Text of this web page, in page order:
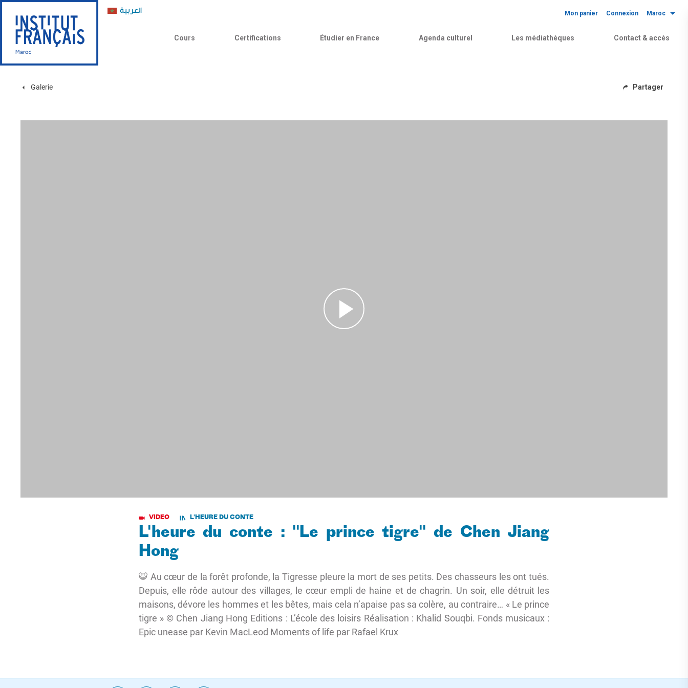
العربية Mon panier Connexion Maroc
Cours Certifications Étudier en France Agenda culturel Les médiathèques Contact & accès
Galerie Partager
VIDEO L'HEURE DU CONTE
L'heure du conte : "Le prince tigre" de Chen Jiang
Hong
🐯 Au cœur de la forêt profonde, la Tigresse pleure la mort de ses petits. Des chasseurs les ont tués.
Depuis, elle rôde autour des villages, le cœur empli de haine et de chagrin. Un soir, elle détruit les
maisons, dévore les hommes et les bêtes, mais cela n’apaise pas sa colère, au contraire… « Le prince
tigre » © Chen Jiang Hong Editions : L’école des loisirs Réalisation : Khalid Souqbi. Fonds musicaux :
Epic unease par Kevin MacLeod Moments of life par Rafael Krux